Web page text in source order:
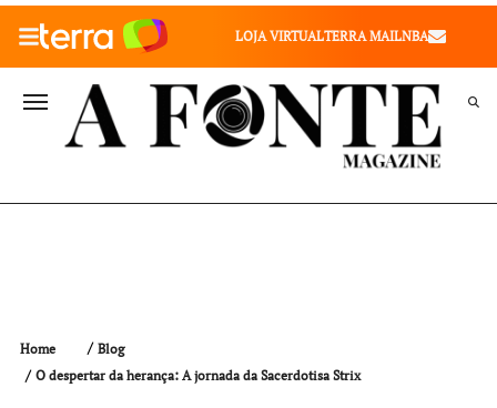
010" />
LOJA VIRTUALTERRA MAILNBA
Home
Blog
O despertar da herança: A jornada da Sacerdotisa Strix